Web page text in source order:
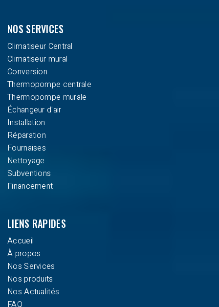
NOS SERVICES
Climatiseur Central
Climatiseur mural
Conversion
Thermopompe centrale
Thermopompe murale
Échangeur d'air
Installation
Réparation
Fournaises
Nettoyage
Subventions
Financement
LIENS RAPIDES
Accueil
À propos
Nos Services
Nos produits
Nos Actualités
FAQ